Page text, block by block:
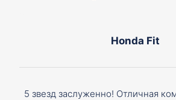
Honda Fit
5 звезд заслуженно! Отличная